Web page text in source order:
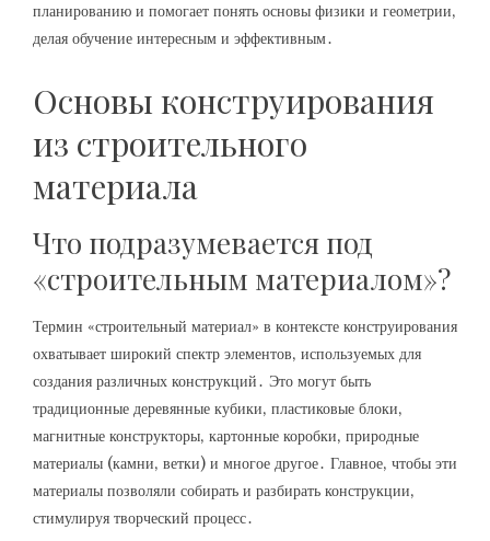
планированию и помогает понять основы физики и геометрии‚
делая обучение интересным и эффективным․
Основы конструирования
из строительного
материала
Что подразумевается под
«строительным материалом»?
Термин «строительный материал» в контексте конструирования
охватывает широкий спектр элементов‚ используемых для
создания различных конструкций․ Это могут быть
традиционные деревянные кубики‚ пластиковые блоки‚
магнитные конструкторы‚ картонные коробки‚ природные
материалы (камни‚ ветки) и многое другое․ Главное‚ чтобы эти
материалы позволяли собирать и разбирать конструкции‚
стимулируя творческий процесс․